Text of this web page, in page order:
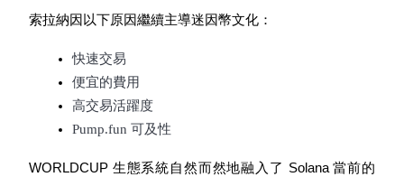
索拉納因以下原因繼續主導迷因幣文化：
快速交易
便宜的費用
高交易活躍度
Pump.fun 可及性
WORLDCUP 生態系統自然而然地融入了 Solana 當前的